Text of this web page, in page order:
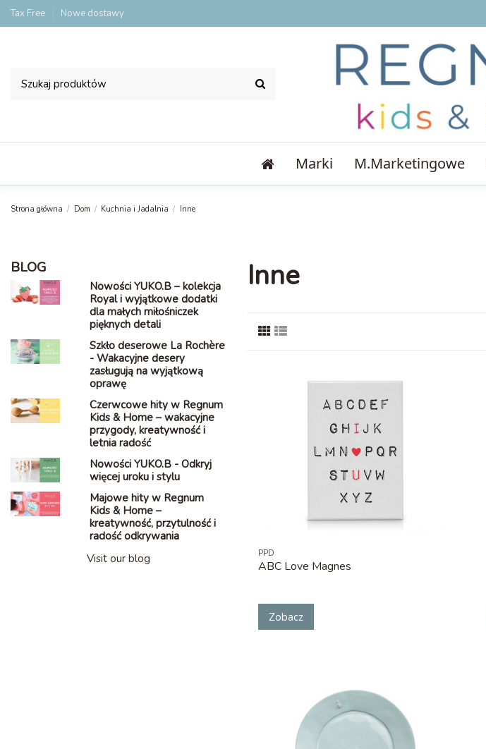
Tax Free Nowe dostawy
Marki M.Marketingowe
Strona główna Dom Kuchnia i Jadalnia Inne
Inne
PPD
ABC Love Magnes
Zobacz
BLOG
Nowości YUKO.B – kolekcja
Royal i wyjątkowe dodatki
dla małych miłośniczek
pięknych detali
Szkło deserowe La Rochère
- Wakacyjne desery
zasługują na wyjątkową
oprawę
Czerwcowe hity w Regnum
Kids & Home – wakacyjne
przygody, kreatywność i
letnia radość
Nowości YUKO.B - Odkryj
więcej uroku i stylu
Majowe hity w Regnum
Kids & Home –
kreatywność, przytulność i
radość odkrywania
Visit our blog